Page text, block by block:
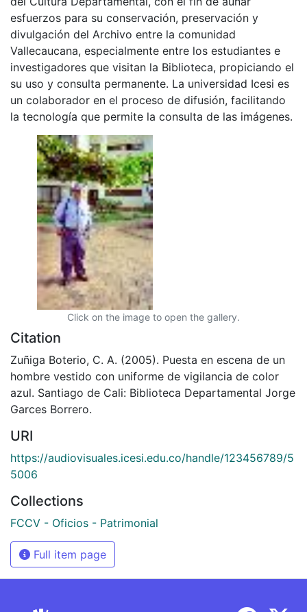
esfuerzos para su conservación, preservación y
divulgación del Archivo entre la comunidad
Vallecaucana, especialmente entre los estudiantes e
investigadores que visitan la Biblioteca, propiciando el
su uso y consulta permanente. La universidad Icesi es
un colaborador en el proceso de difusión, facilitando
la tecnología que permite la consulta de las imágenes.
Click on the image to open the gallery.
Citation
Zuñiga Boterio, C. A. (2005). Puesta en escena de un
hombre vestido con uniforme de vigilancia de color
azul. Santiago de Cali: Biblioteca Departamental Jorge
Garces Borrero.
URI
https://audiovisuales.icesi.edu.co/handle/123456789/5
5006
Collections
FCCV - Oficios - Patrimonial
Full item page